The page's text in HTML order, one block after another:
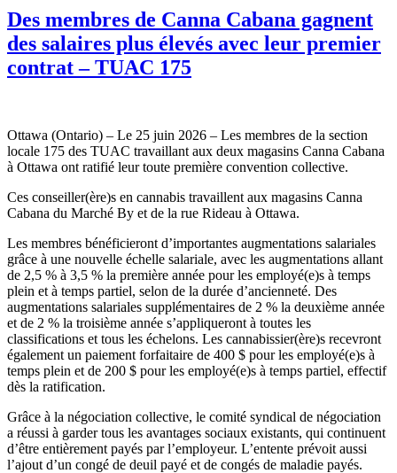
Des membres de Canna Cabana gagnent
des salaires plus élevés avec leur premier
contrat – TUAC 175
Ottawa (Ontario) – Le 25 juin 2026 – Les membres de la section
locale 175 des TUAC travaillant aux deux magasins Canna Cabana
à Ottawa ont ratifié leur toute première convention collective.
Ces conseiller(ère)s en cannabis travaillent aux magasins Canna
Cabana du Marché By et de la rue Rideau à Ottawa.
Les membres bénéficieront d’importantes augmentations salariales
grâce à une nouvelle échelle salariale, avec les augmentations allant
de 2,5 % à 3,5 % la première année pour les employé(e)s à temps
plein et à temps partiel, selon de la durée d’ancienneté. Des
augmentations salariales supplémentaires de 2 % la deuxième année
et de 2 % la troisième année s’appliqueront à toutes les
classifications et tous les échelons. Les cannabissier(ère)s recevront
également un paiement forfaitaire de 400 $ pour les employé(e)s à
temps plein et de 200 $ pour les employé(e)s à temps partiel, effectif
dès la ratification.
Grâce à la négociation collective, le comité syndical de négociation
a réussi à garder tous les avantages sociaux existants, qui continuent
d’être entièrement payés par l’employeur. L’entente prévoit aussi
l’ajout d’un congé de deuil payé et de congés de maladie payés.